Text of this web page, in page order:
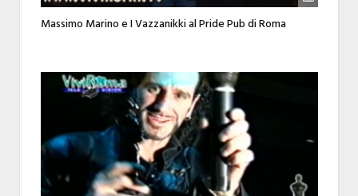
Massimo Marino e I Vazzanikki al Pride Pub di Roma